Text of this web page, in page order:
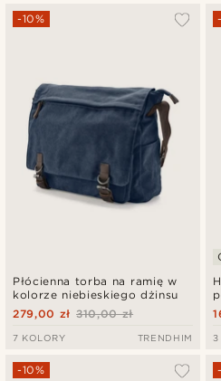
Płócienna torba na ramię w
kolorze niebieskiego dżinsu
-10%
310,00 zł
279,00 zł
7 KOLORY TRENDHIM 3
-10%